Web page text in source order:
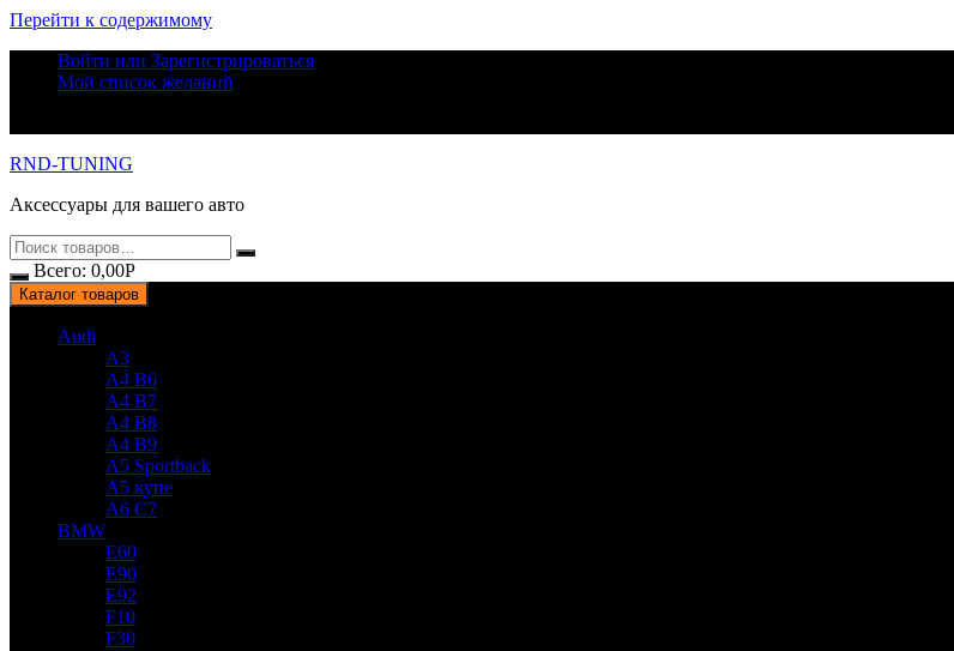
Перейти к содержимому
Войти или Зарегистрироваться
Мой список желаний
RND-TUNING
Аксессуары для вашего авто
Всего: 0,00Р
Каталог товаров
Audi
A3
A4 B6
A4 B7
A4 B8
A4 B9
A5 Sportback
A5 купе
A6 C7
BMW
E60
E90
E92
F10
F30